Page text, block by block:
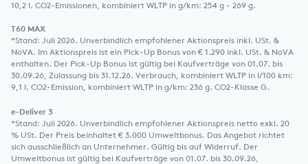
10,2 l. CO2-Emissionen, kombiniert WLTP in g/km: 254 g - 269 g.
T60 MAX
*Stand: Juli 2026. Unverbindlich empfohlener Aktionspreis inkl. USt. &
NoVA. Im Aktionspreis ist ein Pick-Up Bonus von € 1.290 inkl. USt. & NoVA
enthalten. Der Pick-Up Bonus ist gültig bei Kaufverträge von 01.07. bis
30.09.26, Zulassung bis 31.12.26. Verbrauch, kombiniert WLTP in l/100 km:
9,1 l. CO2-Emission, kombiniert WLTP in g/km: 236 g. CO2-Klasse G.
e-Deliver 3
*Stand: Juli 2026. Unverbindlich empfohlener Aktionspreis netto exkl. 20
% USt. Der Preis beinhaltet € 3.000 Umweltbonus. Das Angebot richtet
sich ausschließlich an Unternehmer. Gültig bis auf Widerruf. Der
Umweltbonus ist gültig bei Kaufverträge von 01.07. bis 30.09.26,